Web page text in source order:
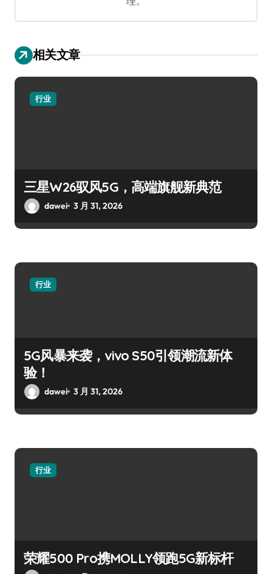
相关文章
行业
三星W26驭风5G，高端旗舰新典范
dawei 3 月 31, 2026
行业
5G风暴来袭，vivo S50引领潮流新体
验！
dawei 3 月 31, 2026
行业
荣耀500 Pro携MOLLY领跑5G新标杆